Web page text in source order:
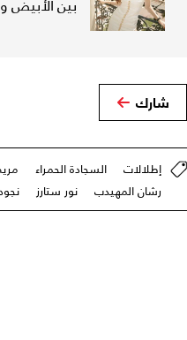
بين الأبيض
شارك
إطلالات السجادة الحمراء
رشان المهيدب
نور ستارز